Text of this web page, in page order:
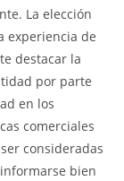
La elección
experiencia de
destacar la
por parte
en los
comerciales
consideradas
bien